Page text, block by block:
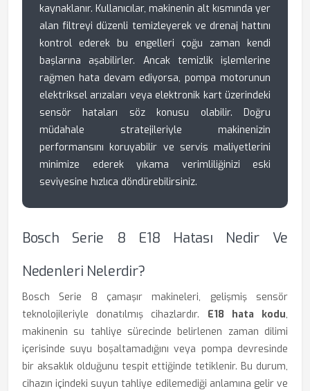
kaynaklanır. Kullanıcılar, makinenin alt kısmında yer
alan filtreyi düzenli temizleyerek ve drenaj hattını
kontrol ederek bu engelleri çoğu zaman kendi
başlarına aşabilirler. Ancak temizlik işlemlerine
rağmen hata devam ediyorsa, pompa motorunun
elektriksel arızaları veya elektronik kart üzerindeki
sensör hataları söz konusu olabilir. Doğru
müdahale stratejileriyle makinenizin
performansını koruyabilir ve servis maliyetlerini
minimize ederek yıkama verimliliğinizi eski
seviyesine hızlıca döndürebilirsiniz.
Bosch Serie 8 E18 Hatası Nedir Ve
Nedenleri Nelerdir?
Bosch Serie 8 çamaşır makineleri, gelişmiş sensör
teknolojileriyle donatılmış cihazlardır. E18 hata kodu,
makinenin su tahliye sürecinde belirlenen zaman dilimi
içerisinde suyu boşaltamadığını veya pompa devresinde
bir aksaklık olduğunu tespit ettiğinde tetiklenir. Bu durum,
cihazın içindeki suyun tahliye edilemediği anlamına gelir ve